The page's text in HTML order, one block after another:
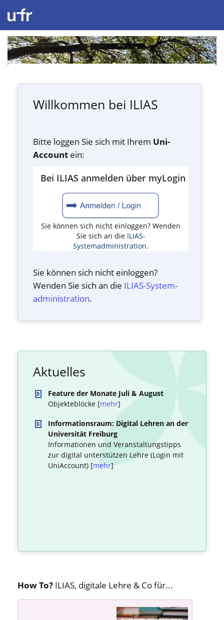
Willkommen bei ILIAS
Bitte loggen Sie sich mit Ihrem Uni-
Account ein:
Bei ILIAS anmelden über myLogin
Sie können sich nicht einloggen? Wenden
Sie sich an die ILIAS-
Systemadministration.
Sie können sich nicht einloggen?
Wenden Sie sich an die ILIAS-System­
administration.
Aktuelles
Feature der Monate Juli & August
Objekteblöcke [mehr]
Informationsraum: Digital Lehren an der
Universität Freiburg
Informationen und Veranstaltungstipps
zur digital unterstützen Lehre (Login mit
UniAccount) [mehr]
How To? ILIAS, digitale Lehre & Co für...